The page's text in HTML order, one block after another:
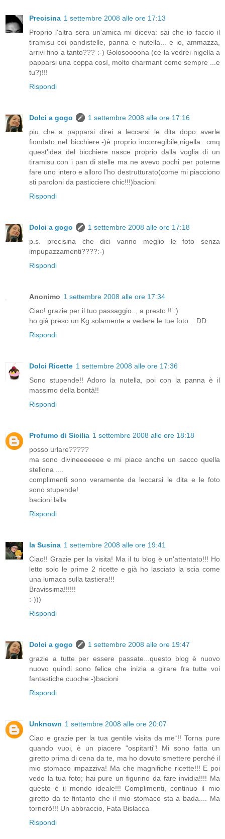
Precisina 1 settembre 2008 alle ore 17:13
Proprio l'altra sera un'amica mi diceva: sai che io faccio il
tiramisu coi pandistelle, panna e nutella... e io, ammazza,
arrivi fino a tanto??? :-) Golosoooona (ce la vedrei nigella a
papparsi una coppa così, molto charmant come sempre ...e
tu?)!!!
Rispondi
Dolci a gogo
1 settembre 2008 alle ore 17:16
piu che a papparsi direi a leccarsi le dita dopo averle
fiondato nel bicchiere:-)è proprio incorregibile,nigella...cmq
quest'idea del bicchiere nasce proprio dalla voglia di un
tiramisu con i pan di stelle ma ne avevo pochi per poterne
fare uno intero e alloro l'ho destrutturato(come mi piacciono
sti paroloni da pasticciere chic!!!)bacioni
Rispondi
Dolci a gogo
1 settembre 2008 alle ore 17:18
p.s. precisina che dici vanno meglio le foto senza
impupazzamenti????:-)
Rispondi
Anonimo 1 settembre 2008 alle ore 17:34
Ciao! grazie per il tuo passaggio.., a presto !! :)
ho già preso un Kg solamente a vedere le tue foto.. :DD
Rispondi
Dolci Ricette 1 settembre 2008 alle ore 17:36
Sono stupende!! Adoro la nutella, poi con la panna è il
massimo della bontà!!
Rispondi
Profumo di Sicilia 1 settembre 2008 alle ore 18:18
posso urlare?????
ma sono divineeeeeee e mi piace anche un sacco quella
stellona ....
complimenti sono veramente da leccarsi le dita e le foto
sono stupende!
bacioni lalla
Rispondi
la Susina 1 settembre 2008 alle ore 19:41
Ciao!! Grazie per la visita! Ma il tu blog è un'attentato!!! Ho
letto solo le prime 2 ricette e già ho lasciato la scia come
una lumaca sulla tastiera!!!
Bravissima!!!!!!
:-)))
Rispondi
Dolci a gogo
1 settembre 2008 alle ore 19:47
grazie a tutte per essere passate...questo blog è nuovo
nuovo quindi sono felice che inizia a girare fra tutte voi
fantastiche cuoche:-)bacioni
Rispondi
Unknown 1 settembre 2008 alle ore 20:07
Ciao e grazie per la tua gentile visita da me¨!! Torna pure
quando vuoi, è un piacere "ospitarti"! Mi sono fatta un
giretto prima di cena da te, ma ho dovuto smettere perché il
mio stomaco impazziva! Ma che magnifiche ricette!!! E poi
vedo la tua foto; hai pure un figurino da fare invidia!!!! Ma
questo è il mondo ideale!!! Complimenti, continuo il mio
giretto da te fintanto che il mio stomaco sta a bada.... Ma
tornerò!!! Un abbraccio, Fata Bislacca
Rispondi